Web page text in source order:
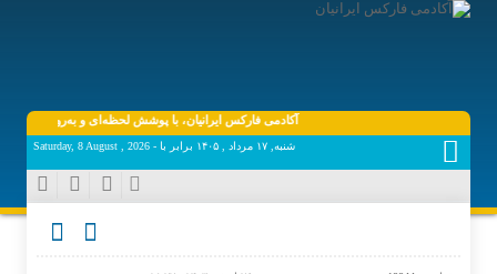
آکادمی فارکس ایرانیان، با پوشش لحظه‌ای و به‌روز اخبار روز
شنبه, ۱۷ مرداد , ۱۴۰۵ برابر با - Saturday, 8 August , 2026